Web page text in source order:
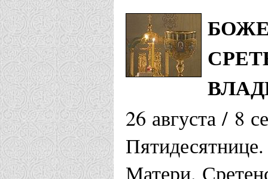
26 августа / 8
Матери.